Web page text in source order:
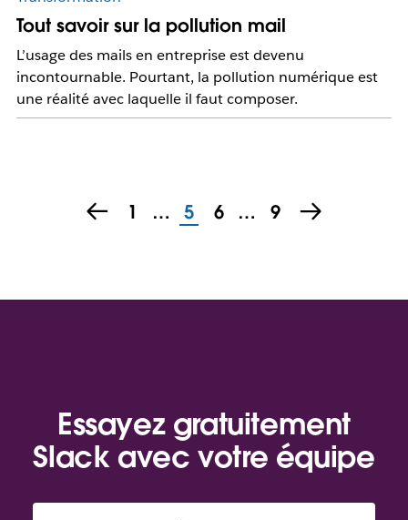
Tout savoir sur la pollution mail
L’usage des mails en entreprise est devenu
incontournable. Pourtant, la pollution numérique est
une réalité avec laquelle il faut composer.
1 … 5 6 … 9
Essayez gratuitement
Slack avec votre équipe